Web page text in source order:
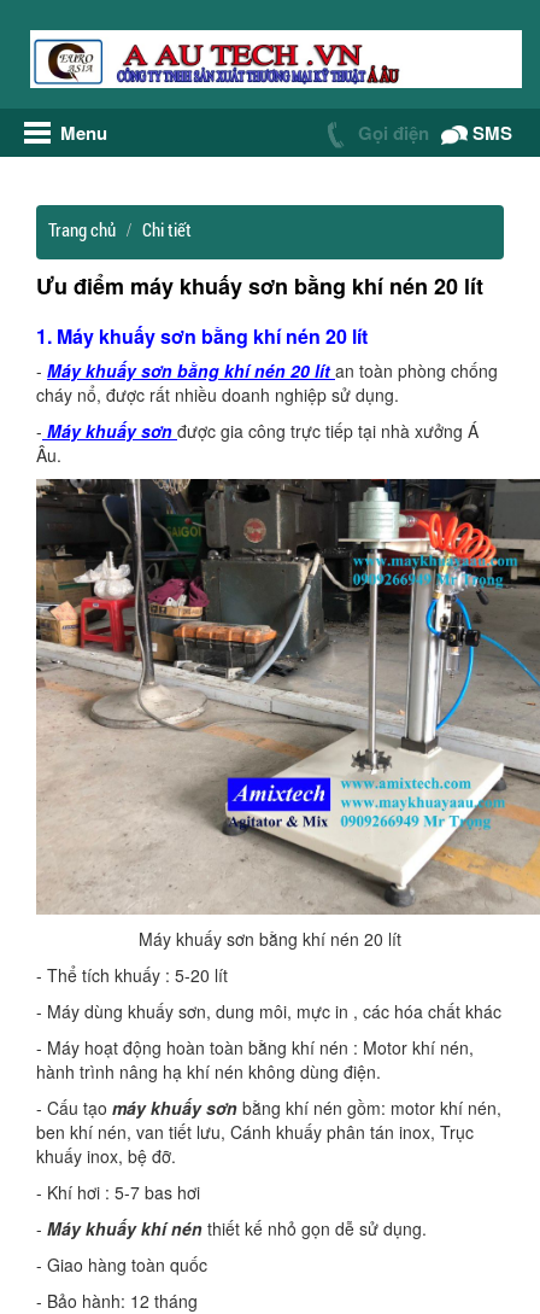
Menu Gọi điện SMS
Trang chủ Chi tiết
Ưu điểm máy khuấy sơn bằng khí nén 20 lít
1. Máy khuấy sơn bằng khí nén 20 lít
- Máy khuấy sơn bằng khí nén 20 lít an toàn phòng chống
cháy nổ, được rất nhiều doanh nghiệp sử dụng.
- Máy khuấy sơn được gia công trực tiếp tại nhà xưởng Á
Âu.
Máy khuấy sơn bằng khí nén 20 lít
- Thể tích khuấy : 5-20 lít
- Máy dùng khuấy sơn, dung môi, mực in , các hóa chất khác
- Máy hoạt động hoàn toàn bằng khí nén : Motor khí nén,
hành trình nâng hạ khí nén không dùng điện.
- Cấu tạo máy khuấy sơn bằng khí nén gồm: motor khí nén,
ben khí nén, van tiết lưu, Cánh khuấy phân tán inox, Trục
khuấy inox, bệ đỡ.
- Khí hơi : 5-7 bas hơi
- Máy khuấy khí nén thiết kế nhỏ gọn dễ sử dụng.
- Giao hàng toàn quốc
- Bảo hành: 12 tháng